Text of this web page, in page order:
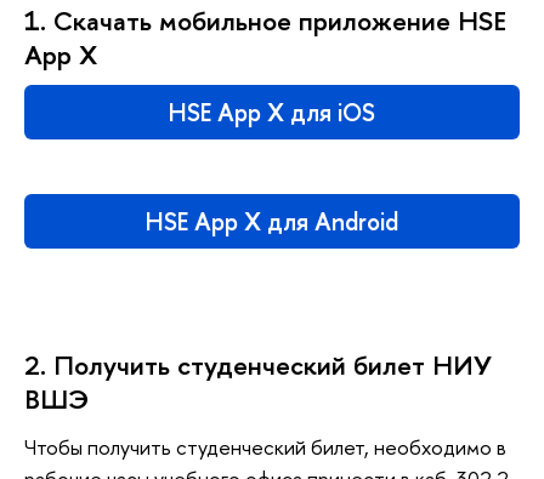
1. Скачать мобильное приложение HSE
App X
HSE App X для iOS
HSE App X для Android
2. Получить студенческий билет НИУ
ВШЭ
Чтобы получить студенческий билет, необходимо в